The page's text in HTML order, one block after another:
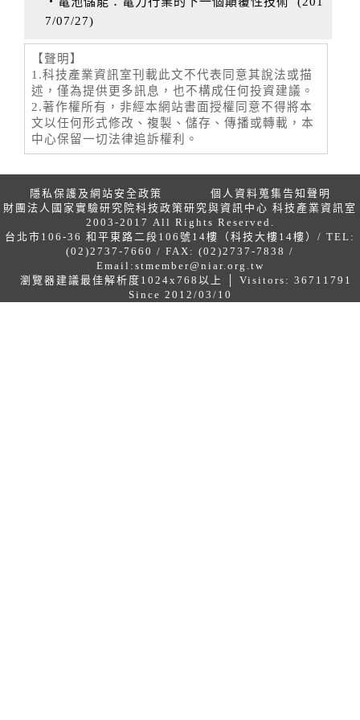
7/07/27)
【聲明】
1.科技產業資訊室刊載此文不代表同意其說法或描
述，僅為提供更多訊息，也不構成任何投資建議。
2.著作權所有，非經本網站書面授權同意不得將本
文以任何形式修改、複製、儲存、傳播或轉載，本
中心保留一切法律追訴權利。
隱私保護及網站安全政策
個人資料蒐集告知聲明
財團法人國家實驗研究院科技政策研究與資訊中心 科技產業資訊室
2003-2017 All Rights Reserved.
台北市106-36 和平東路二段106號14樓（科技大樓14樓）/ TEL:
(02)2737-7660 / FAX: (02)2737-7838 /
Email: stmember@niar.org.tw
瀏覽器建議最佳解析度1024x768以上 │ Visitors: 36711791
Since 2012/03/10